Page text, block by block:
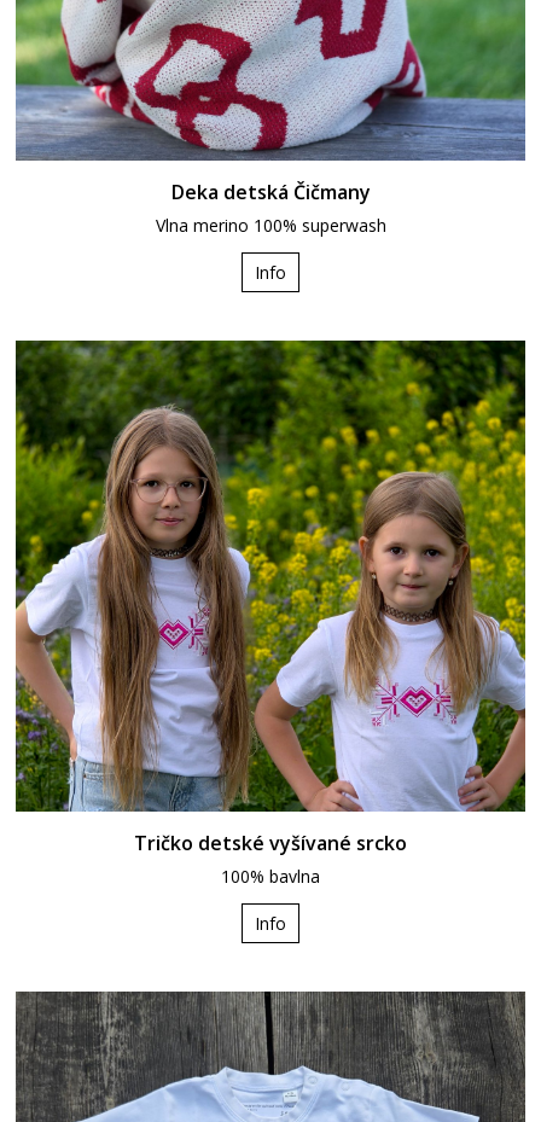
Deka detská Čičmany
Vlna merino 100% superwash
Info
Tričko detské vyšívané srcko
100% bavlna
Info